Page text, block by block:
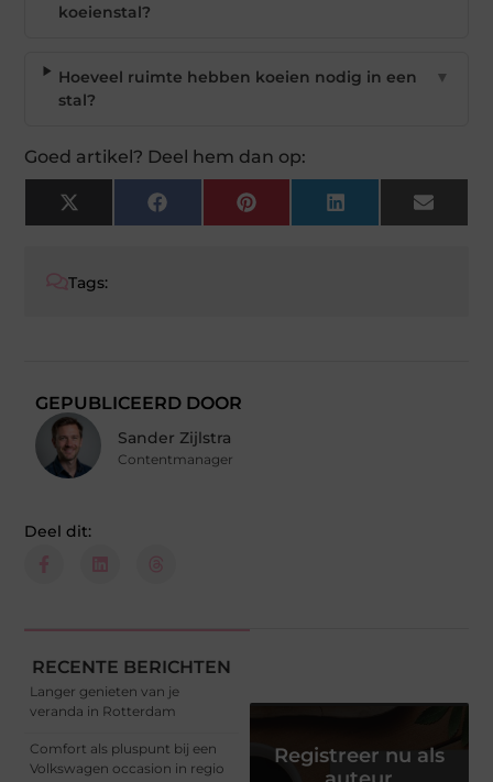
koeienstal?
Hoeveel ruimte hebben koeien nodig in een
stal?
▼
Goed artikel? Deel hem dan op:
X
(Twitter)
Facebook Pinterest LinkedIn Email
Tags:
GEPUBLICEERD DOOR
Sander Zijlstra
Contentmanager
Deel dit:
RECENTE BERICHTEN
Langer genieten van je
veranda in Rotterdam
Comfort als pluspunt bij een
Volkswagen occasion in regio
Registreer nu als